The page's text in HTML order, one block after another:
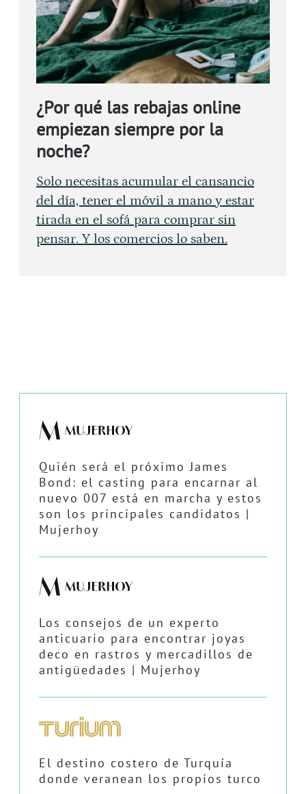
¿Por qué las rebajas online
empiezan siempre por la
noche?
Solo necesitas acumular el cansancio
del día, tener el móvil a mano y estar
tirada en el sofá para comprar sin
pensar. Y los comercios lo saben.
Quién será el próximo James
Bond: el casting para encarnar al
nuevo 007 está en marcha y estos
son los principales candidatos |
Mujerhoy
Los consejos de un experto
anticuario para encontrar joyas
deco en rastros y mercadillos de
antigüedades | Mujerhoy
El destino costero de Turquía
donde veranean los propios turco